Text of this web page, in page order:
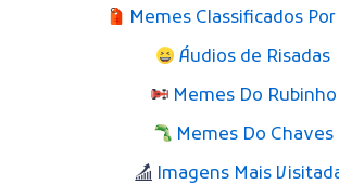
Pesquisar Memes: